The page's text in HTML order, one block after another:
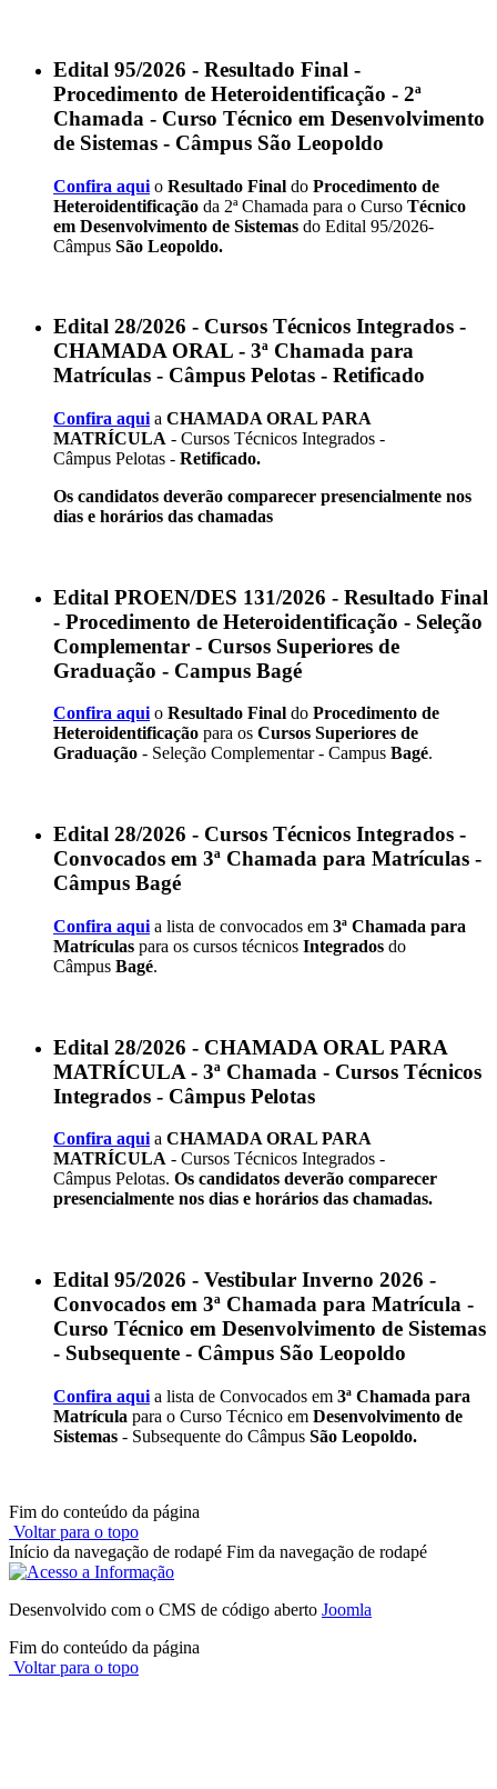
Edital 95/2026 - Resultado Final -
Procedimento de Heteroidentificação - 2ª
Chamada - Curso Técnico em Desenvolvimento
de Sistemas - Câmpus São Leopoldo
Confira aqui o Resultado Final do Procedimento de
Heteroidentificação da 2ª Chamada para o Curso Técnico
em Desenvolvimento de Sistemas do Edital 95/2026-
Câmpus São Leopoldo.
Edital 28/2026 - Cursos Técnicos Integrados -
CHAMADA ORAL - 3ª Chamada para
Matrículas - Câmpus Pelotas - Retificado
Confira aqui a CHAMADA ORAL PARA
MATRÍCULA - Cursos Técnicos Integrados -
Câmpus Pelotas - Retificado.
Os candidatos deverão comparecer presencialmente nos
dias e horários das chamadas
Edital PROEN/DES 131/2026 - Resultado Final
- Procedimento de Heteroidentificação - Seleção
Complementar - Cursos Superiores de
Graduação - Campus Bagé
Confira aquio Resultado Final do Procedimento de
Heteroidentificação para os Cursos Superiores de
Graduação - Seleção Complementar - Campus Bagé.
Edital 28/2026 - Cursos Técnicos Integrados -
Convocados em 3ª Chamada para Matrículas -
Câmpus Bagé
Confira aqui a lista de convocados em 3ª Chamada para
Matrículas para os cursos técnicos Integrados do
Câmpus Bagé.
Edital 28/2026 - CHAMADA ORAL PARA
MATRÍCULA - 3ª Chamada - Cursos Técnicos
Integrados - Câmpus Pelotas
Confira aqui a CHAMADA ORAL PARA
MATRÍCULA - Cursos Técnicos Integrados -
Câmpus Pelotas. Os candidatos deverão comparecer
presencialmente nos dias e horários das chamadas.
Edital 95/2026 - Vestibular Inverno 2026 -
Convocados em 3ª Chamada para Matrícula -
Curso Técnico em Desenvolvimento de Sistemas
- Subsequente - Câmpus São Leopoldo
Confira aqui a lista de Convocados em 3ª Chamada para
Matrícula para o Curso Técnico em Desenvolvimento de
Sistemas - Subsequente do Câmpus São Leopoldo.
Fim do conteúdo da página
Voltar para o topo
Início da navegação de rodapé Fim da navegação de rodapé
Desenvolvido com o CMS de código aberto Joomla
Fim do conteúdo da página
Voltar para o topo